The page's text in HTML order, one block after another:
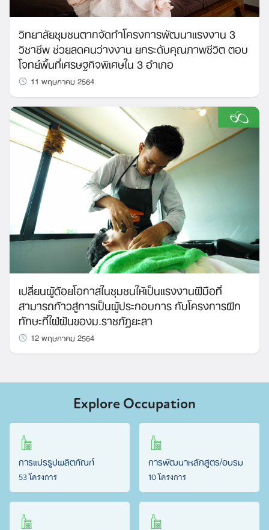
วิทยาลัยชุมชนตากจัดทำโครงการพัฒนาแรงงาน 3
วิชาชีพ ช่วยลดคนว่างงาน ยกระดับคุณภาพชีวิต ตอบ
โจทย์พื้นที่เศรษฐกิจพิเศษใน 3 อำเภอ
11 พฤษภาคม 2564
เปลี่ยนผู้ด้อยโอกาสในชุมชนให้เป็นแรงงานฝีมือที่
สามารถก้าวสู่การเป็นผู้ประกอบการ กับโครงการฝึก
ทักษะที่ใฝ่ฝันของม.ราชภัฏยะลา
12 พฤษภาคม 2564
Explore Occupation
การแปรรูปผลิตภัณฑ์
53 โครงการ
การพัฒนาหลักสูตร/อบรม
10 โครงการ